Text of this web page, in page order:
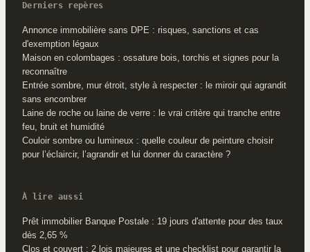
Derniers repères
Annonce immobilière sans DPE : risques, sanctions et cas
d'exemption légaux
Maison en colombages : ossature bois, torchis et signes pour la
reconnaître
Entrée sombre, mur étroit, style à respecter : le miroir qui agrandit
sans encombrer
Laine de roche ou laine de verre : le vrai critère qui tranche entre
feu, bruit et humidité
Couloir sombre ou lumineux : quelle couleur de peinture choisir
pour l’éclaircir, l’agrandir et lui donner du caractère ?
À lire aussi
Prêt immobilier Banque Postale : 19 jours d'attente pour des taux
dès 2,65 %
Clos et couvert : 2 lois majeures et une checklist pour garantir la